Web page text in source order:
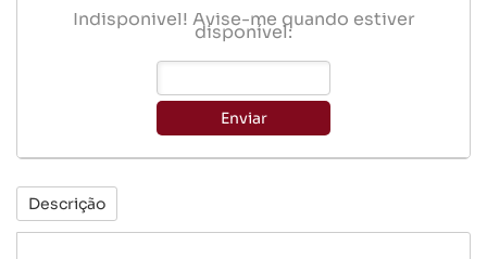
Indisponível! Avise-me quando estiver
disponível:
Enviar
Descrição